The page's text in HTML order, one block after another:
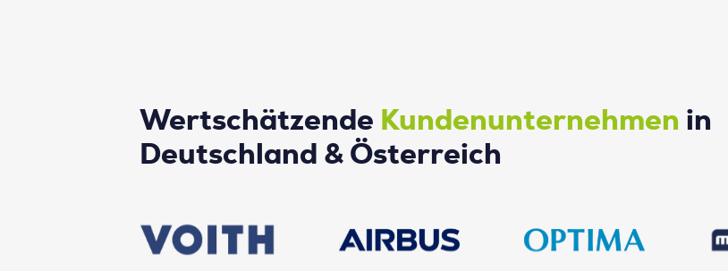
Wertschätzende Kundenunternehmen in
Deutschland & Österreich